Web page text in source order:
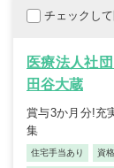
チェックし
医療法人社
田谷大蔵
賞与3か月分!充
集
住宅手当あり 資